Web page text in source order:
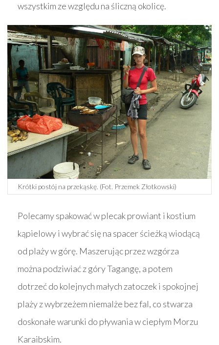
wszystkim ze względu na śliczną okolicę.
Krótki postój na przekąskę. (Fot. Przemek Złotkowski)
Polecamy spakować w plecak prowiant i kostium
kąpielowy i wybrać się na spacer ścieżką wiodącą
od plaży w górę. Maszerując przez wzgórza
można podziwiać z góry Tagangę, a potem
dotrzeć do kolejnych małych zatoczek i spokojnej
plaży z wybrzeżem niemalże bez fal, co stwarza
doskonałe warunki do pływania w ciepłym Morzu
Karaibskim.